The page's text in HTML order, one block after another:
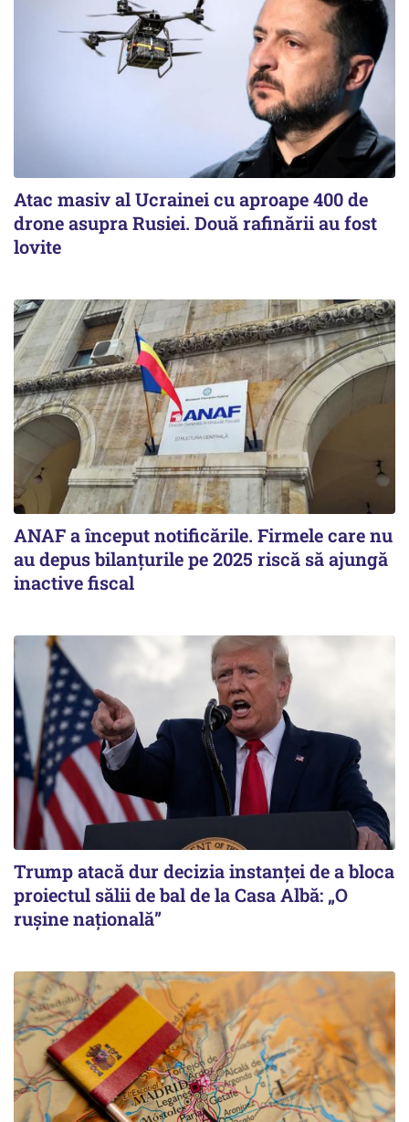
Atac masiv al Ucrainei cu aproape 400 de
drone asupra Rusiei. Două rafinării au fost
lovite
ANAF a început notificările. Firmele care nu
au depus bilanțurile pe 2025 riscă să ajungă
inactive fiscal
Trump atacă dur decizia instanţei de a bloca
proiectul sălii de bal de la Casa Albă: „O
ruşine naţională”